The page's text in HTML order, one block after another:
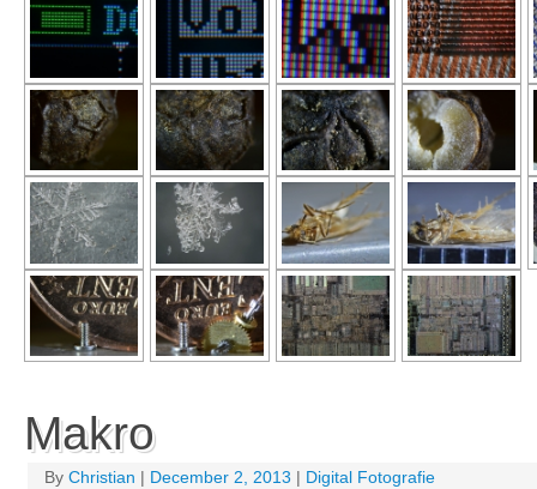
Makro
By Christian | December 2, 2013 | Digital Fotografie